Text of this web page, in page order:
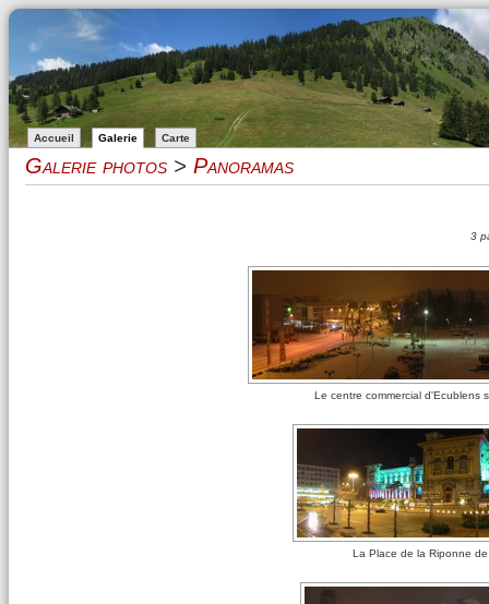
Accueil Galerie Carte
Galerie photos > Panoramas
3
Le centre commercial d'Ecublens
La Place de la Riponne